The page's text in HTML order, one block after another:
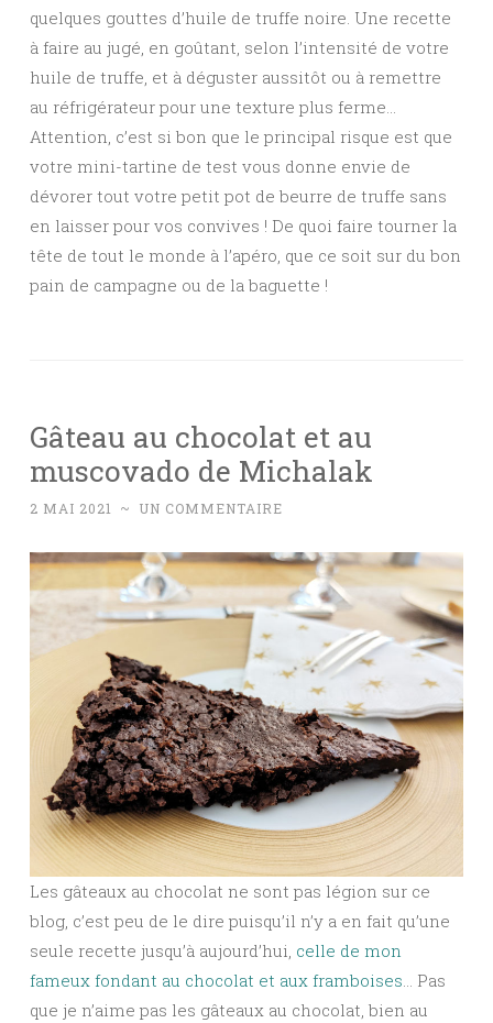
quelques gouttes d’huile de truffe noire. Une recette
à faire au jugé, en goûtant, selon l’intensité de votre
huile de truffe, et à déguster aussitôt ou à remettre
au réfrigérateur pour une texture plus ferme…
Attention, c’est si bon que le principal risque est que
votre mini-tartine de test vous donne envie de
dévorer tout votre petit pot de beurre de truffe sans
en laisser pour vos convives ! De quoi faire tourner la
tête de tout le monde à l’apéro, que ce soit sur du bon
pain de campagne ou de la baguette !
Gâteau au chocolat et au
muscovado de Michalak
2 MAI 2021 ~ UN COMMENTAIRE
Les gâteaux au chocolat ne sont pas légion sur ce
blog, c’est peu de le dire puisqu’il n’y a en fait qu’une
seule recette jusqu’à aujourd’hui, celle de mon
fameux fondant au chocolat et aux framboises… Pas
que je n’aime pas les gâteaux au chocolat, bien au